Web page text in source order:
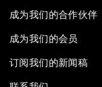
成为我们的合作伙伴
成为我们的会员
订阅我们的新闻稿